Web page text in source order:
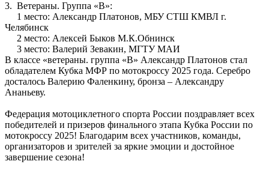
3. Ветераны. Группа «В»:
1 место: Александр Платонов, МБУ СТШ КМВЛ г.
Челябинск
2 место: Алексей Быков М.К.Обнинск
3 место: Валерий Зевакин, МГТУ МАИ
В классе «ветераны. группа «В» Александр Платонов стал
обладателем Кубка МФР по мотокроссу 2025 года. Серебро
досталось Валерию Фаленкину, бронза – Александру
Ананьеву.
Федерация мотоциклетного спорта России поздравляет всех
победителей и призеров финального этапа Кубка России по
мотокроссу 2025! Благодарим всех участников, команды,
организаторов и зрителей за яркие эмоции и достойное
завершение сезона!